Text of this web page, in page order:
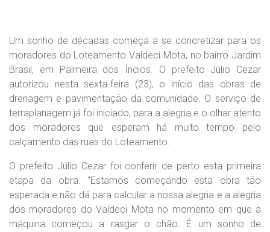
Um sonho de décadas começa a se concretizar para os
moradores do Loteamento Valdeci Mota, no bairro Jardim
Brasil, em Palmeira dos Índios. O prefeito Júlio Cezar
autorizou nesta sexta-feira (23), o início das obras de
drenagem e pavimentação da comunidade. O serviço de
terraplanagem já foi iniciado, para a alegria e o olhar atento
dos moradores que esperam há muito tempo pelo
calçamento das ruas do Loteamento.
O prefeito Júlio Cezar foi conferir de perto esta primeira
etapa da obra. “Estamos começando esta obra tão
esperada e não dá para calcular a nossa alegria e a alegria
dos moradores do Valdeci Mota no momento em que a
máquina começou a rasgar o chão. É um sonho de